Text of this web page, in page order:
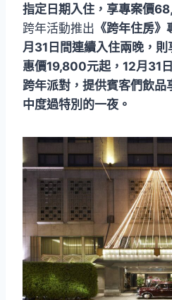
指定日期入住，享專案價
跨年活動推出 《跨年住房》
月31日間連續入住兩晚，
惠價19,800元起，12月31
跨年派對，提供賓客們飲品
中度過特別的一夜。